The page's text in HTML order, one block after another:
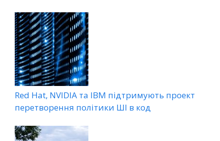
Red Hat, NVIDIA та IBM підтримують проект
перетворення політики ШІ в код